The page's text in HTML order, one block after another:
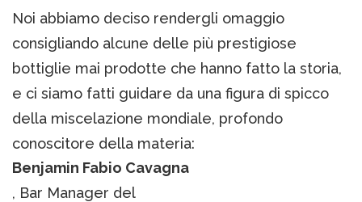
Noi abbiamo deciso rendergli omaggio
consigliando alcune delle più prestigiose
bottiglie mai prodotte che hanno fatto la storia,
e ci siamo fatti guidare da una figura di spicco
della miscelazione mondiale, profondo
conoscitore della materia:
Benjamin Fabio Cavagna
, Bar Manager del